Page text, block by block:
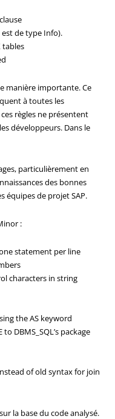
est de type Info).
tables
manière importante. Ce
à toutes les
règles ne présentent
développeurs. Dans le
particulièrement en
des bonnes
équipes de projet SAP.
:
statement per line
characters in string
the AS keyword
to DBMS_SQL’s package
of old syntax for join
la base du code analysé.